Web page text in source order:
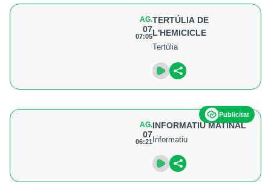
AG.
07
07:05
TERTÚLIA DE
L'HEMICICLE
Tertúlia
Publicitat
AG.
07
06:21
INFORMATIU MATINAL
Informatiu